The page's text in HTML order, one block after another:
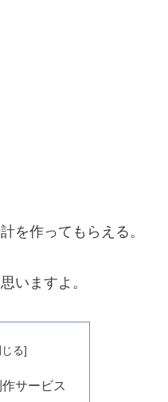
を作ってもらえる。
いますよ。
サービス